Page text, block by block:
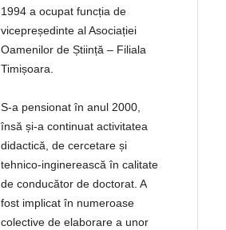
1994 a ocupat funcția de
vicepreședinte al Asociației
Oamenilor de Știință – Filiala
Timișoara.
S-a pensionat în anul 2000,
însă și-a continuat activitatea
didactică, de cercetare și
tehnico-inginerească în calitate
de conducător de doctorat. A
fost implicat în numeroase
colective de elaborare a unor